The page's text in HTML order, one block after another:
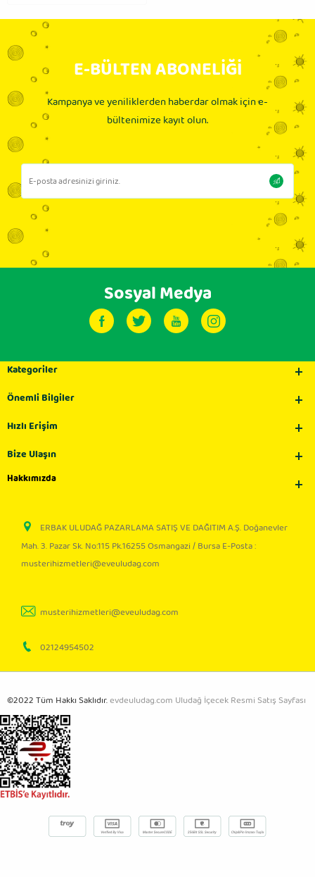
E-BÜLTEN ABONELİĞİ
Kampanya ve yeniliklerden haberdar olmak için e-
bültenimize kayıt olun.
Sosyal Medya
Kategoriler
Önemli Bilgiler
Hızlı Erişim
Bize Ulaşın
Hakkımızda
ERBAK ULUDAĞ PAZARLAMA SATIŞ VE DAĞITIM A.Ş. Doğanevler
Mah. 3. Pazar Sk. No:115 Pk.16255 Osmangazi / Bursa E-Posta :
musterihizmetleri@eveuludag.com
musterihizmetleri@eveuludag.com
02124954502
©2022 Tüm Hakkı Saklıdır.evdeuludag.com Uludağ İçecek Resmi Satış Sayfası